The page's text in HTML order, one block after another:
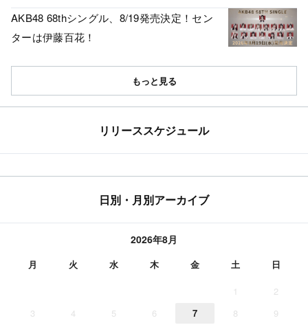
AKB48 68thシングル、8/19発売決定！セン
ターは伊藤百花！
もっと見る
リリーススケジュール
日別・月別アーカイブ
2026年8月
月 火 水 木 金 土 日
1
2
3
4 5 6 7 8
9